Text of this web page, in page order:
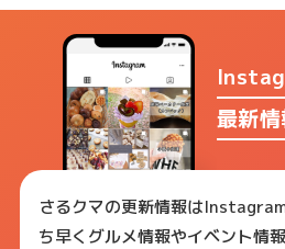
最新情
さるクマの更新情報は
ち早くグルメ情報やイベント情